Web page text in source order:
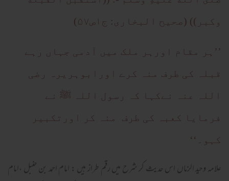
وكبر)) (صحیح البخاری: ج۱ص۵۷)
’’ہر مقام اورہر ملک میں آدمی جہاں رہے
قبلہ کی طرف منہ کرے اورابوہریرہ رضی
اللہ عنہ نےکہا کہ رسول اللہ ﷺ نے
فرمایا کعبہ کی طرف منہ کر اورتکبیر
کہو۔‘‘
علامہ وحید الزماں اس حدیث کر شرح میں رقم طراز ہیں : امام احمد بن حنبل ،امام